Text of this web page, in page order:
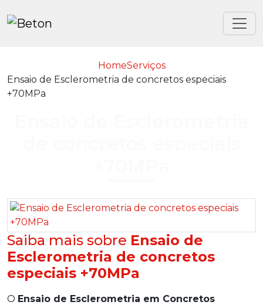
HomeServiços
Ensaio de Esclerometria de concretos especiais
+70MPa
Saiba mais sobre Ensaio de
Esclerometria de concretos
especiais +70MPa
O Ensaio de Esclerometria em Concretos